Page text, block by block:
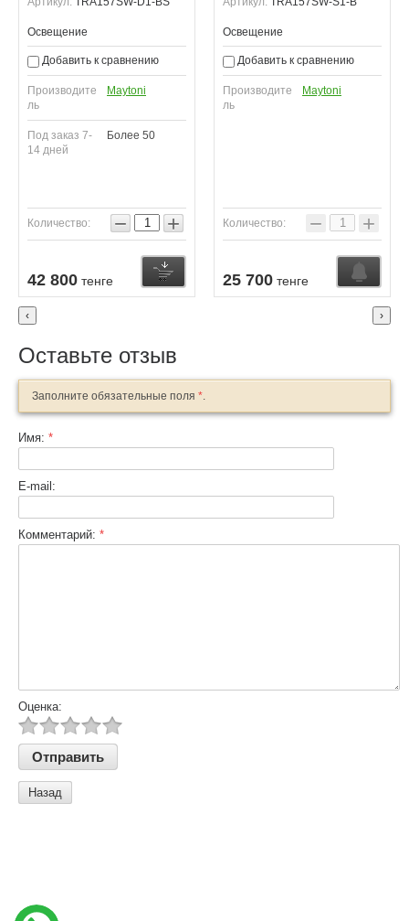
Освещение
Добавить к сравнению
Производите
ль
Maytoni
Под заказ 7-
14 дней
Более 50
Количество: − +
42 800 тенге
Освещение
Добавить к сравнению
Производите
ль
Maytoni
Количество: − +
25 700 тенге
Узнать о поступлении Купить
‹ ›
Оставьте отзыв
Заполните обязательные поля *
Имя: *
E-mail:
Комментарий: *
Оценка:
Назад